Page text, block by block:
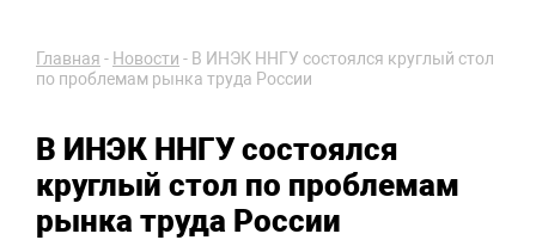
Главная - Новости - В ИНЭК ННГУ состоялся круглый стол
по проблемам рынка труда России
В ИНЭК ННГУ состоялся
круглый стол по проблемам
рынка труда России